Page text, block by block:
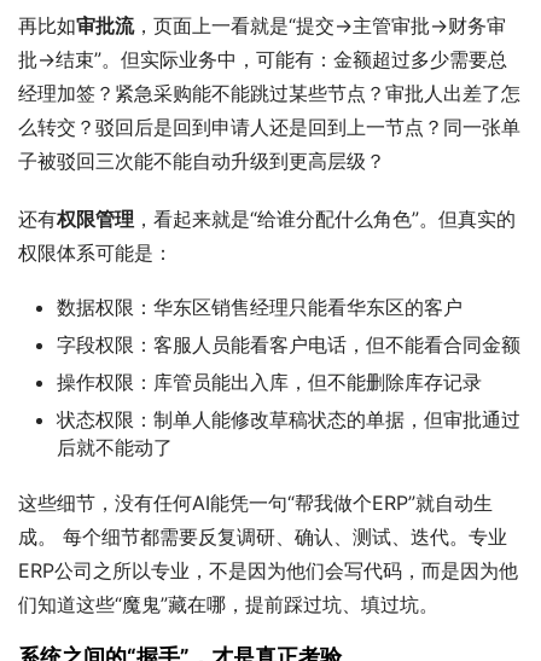
再比如审批流，页面上一看就是“提交→主管审批→财务审
批→结束”。但实际业务中，可能有：金额超过多少需要总
经理加签？紧急采购能不能跳过某些节点？审批人出差了怎
么转交？驳回后是回到申请人还是回到上一节点？同一张单
子被驳回三次能不能自动升级到更高层级？
还有权限管理 ，看起来就是“给谁分配什么角色”。但真实的
权限体系可能是：
数据权限：华东区销售经理只能看华东区的客户
字段权限：客服人员能看客户电话，但不能看合同金额
操作权限：库管员能出入库，但不能删除库存记录
状态权限：制单人能修改草稿状态的单据，但审批通过
后就不能动了
这些细节，没有任何AI能凭一句“帮我做个ERP”就自动生
成。 每个细节都需要反复调研、确认、测试、迭代。专业
ERP公司之所以专业，不是因为他们会写代码，而是因为他
们知道这些“魔鬼”藏在哪，提前踩过坑、填过坑。